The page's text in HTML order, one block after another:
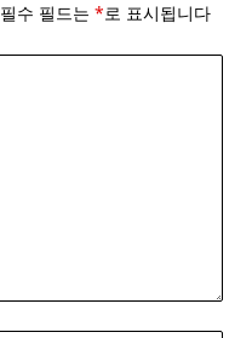
필수 필드는 *로 표시됩니다